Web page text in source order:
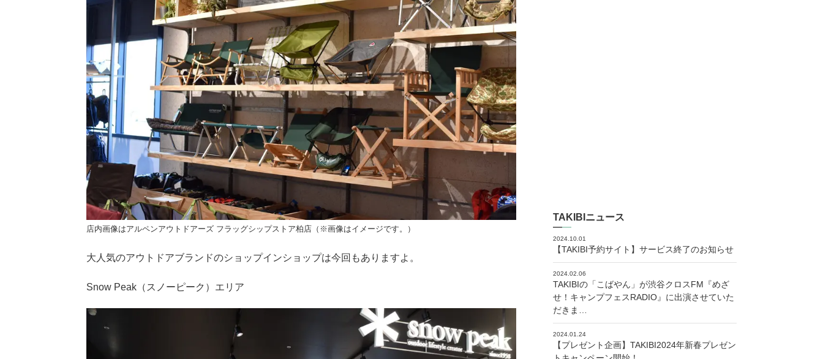
店内画像はアルペンアウトドアーズ フラッグシップストア柏店（※画像はイメージです。）
大人気のアウトドアブランドのショップインショップは今回もありますよ。
Snow Peak（スノーピーク）エリア
TAKIBIニュース
2024.10.01
【TAKIBI予約サイト】サービス終了のお知らせ
2024.02.06
TAKIBIの「こばやん」が渋谷クロスFM『めざ
せ！キャンプフェスRADIO』に出演させていた
だきま…
2024.01.24
【プレゼント企画】TAKIBI2024年新春プレゼン